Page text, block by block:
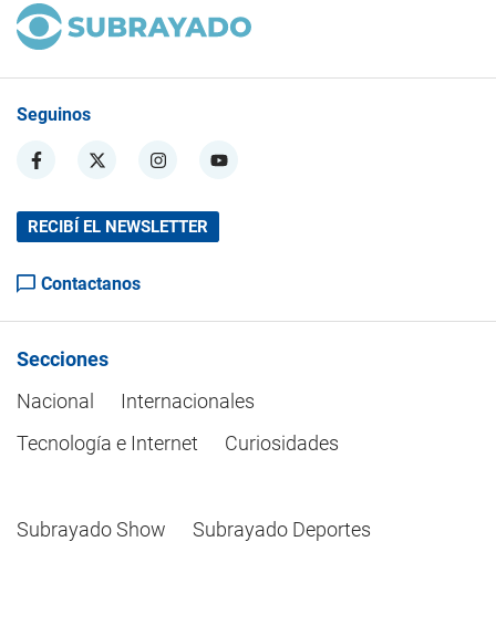
Seguinos
RECIBÍ EL NEWSLETTER
Contactanos
Secciones
Nacional
Internacionales
Tecnología e Internet
Curiosidades
Subrayado Show Subrayado Deportes